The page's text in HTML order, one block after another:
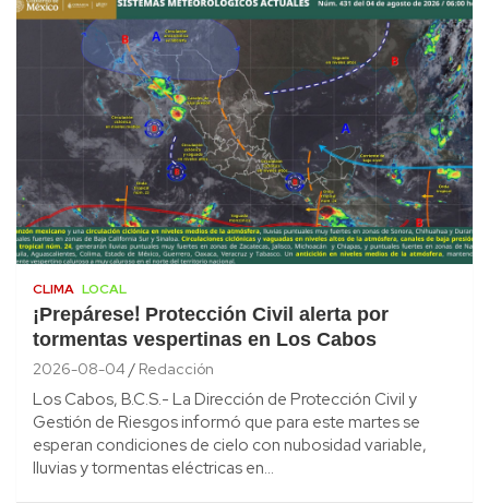
CLIMA LOCAL
¡Prepárese! Protección Civil alerta por
tormentas vespertinas en Los Cabos
2026-08-04 Redacción
Los Cabos, B.C.S.- La Dirección de Protección Civil y
Gestión de Riesgos informó que para este martes se
esperan condiciones de cielo con nubosidad variable,
lluvias y tormentas eléctricas en…